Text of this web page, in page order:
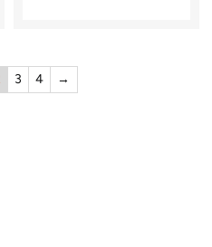
3 4 →